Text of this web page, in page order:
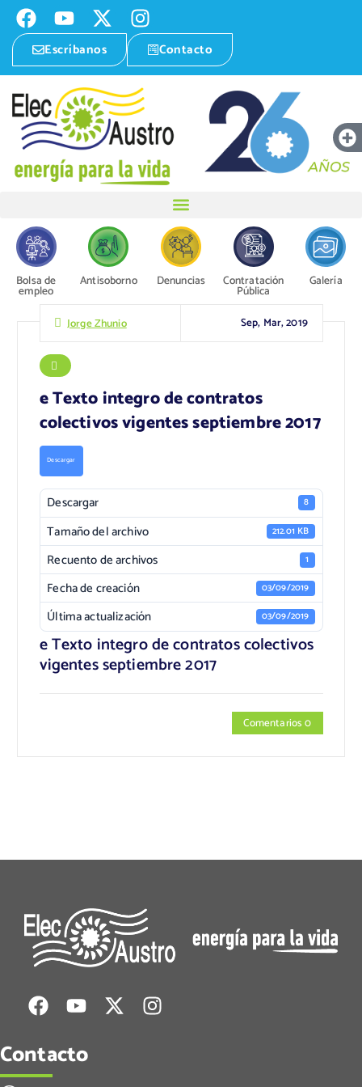
Escríbanos Contacto
Bolsa de
empleo
Antisoborno Denuncias Contratación
Pública
Galería
Jorge Zhunio Sep, Mar, 2019
e Texto integro de contratos
colectivos vigentes septiembre 2017
Descargar
Descargar 8
Tamaño del archivo 212.01 KB
Recuento de archivos 1
Fecha de creación 03/09/2019
Última actualización 03/09/2019
e Texto integro de contratos colectivos
vigentes septiembre 2017
Comentarios 0
Contacto